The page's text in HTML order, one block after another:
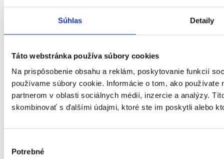
Súhlas Detaily
Táto webstránka používa súbory cookies
Na prispôsobenie obsahu a reklám, poskytovanie funkcií
používame súbory cookie. Informácie o tom, ako používate
partnerom v oblasti sociálnych médií, inzercie a analýzy.
skombinovať s ďalšími údajmi, ktoré ste im poskytli alebo
súhlasu
Potrebné